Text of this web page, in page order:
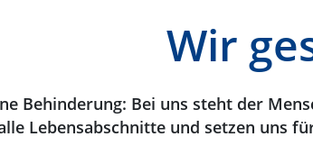
Wir
Behinderung: Bei uns steht der
Lebensabschnitte und setzen uns